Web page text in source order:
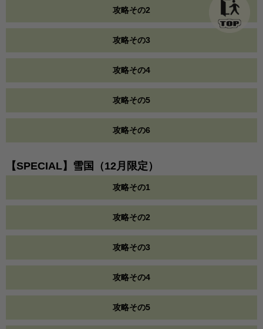
攻略その2
攻略その3
攻略その4
攻略その5
攻略その6
【SPECIAL】雪国（12月限定）
攻略その1
攻略その2
攻略その3
攻略その4
攻略その5